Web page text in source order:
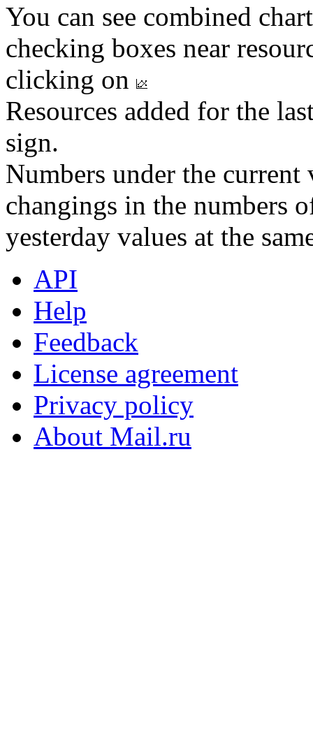
You can see combined
checking boxes near
clicking on
Resources added for the
sign.
Numbers under the
changings in the numbers
yesterday values at the
API
Help
Feedback
License agreement
Privacy policy
About Mail.ru